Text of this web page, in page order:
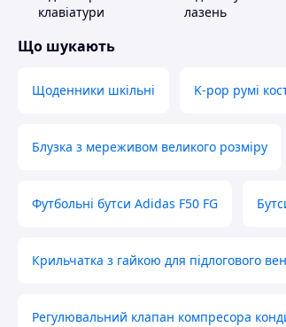
клавіатури
лазень
Що шукають
Щоденники шкільні K-pop румі
Блузка з мереживом великого розміру
Футбольні бутси Adidas F50 FG
Крильчатка з гайкою для підлогового
Регулювальний клапан компресора